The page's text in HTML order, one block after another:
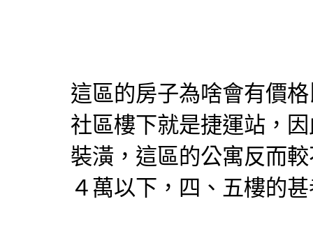
這區的房子為啥會有價
社區樓下就是捷運站，
裝潢，這區的公寓反而
４萬以下，四、五樓的